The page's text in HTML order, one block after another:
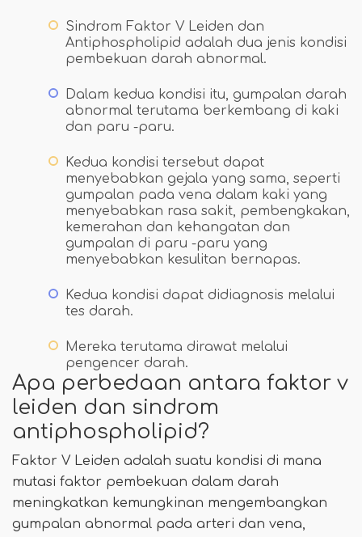
Sindrom Faktor V Leiden dan
Antiphospholipid adalah dua jenis kondisi
pembekuan darah abnormal.
Dalam kedua kondisi itu, gumpalan darah
abnormal terutama berkembang di kaki
dan paru -paru.
Kedua kondisi tersebut dapat
menyebabkan gejala yang sama, seperti
gumpalan pada vena dalam kaki yang
menyebabkan rasa sakit, pembengkakan,
kemerahan dan kehangatan dan
gumpalan di paru -paru yang
menyebabkan kesulitan bernapas.
Kedua kondisi dapat didiagnosis melalui
tes darah.
Mereka terutama dirawat melalui
pengencer darah.
Apa perbedaan antara faktor v
leiden dan sindrom
antiphospholipid?
Faktor V Leiden adalah suatu kondisi di mana
mutasi faktor pembekuan dalam darah
meningkatkan kemungkinan mengembangkan
gumpalan abnormal pada arteri dan vena,